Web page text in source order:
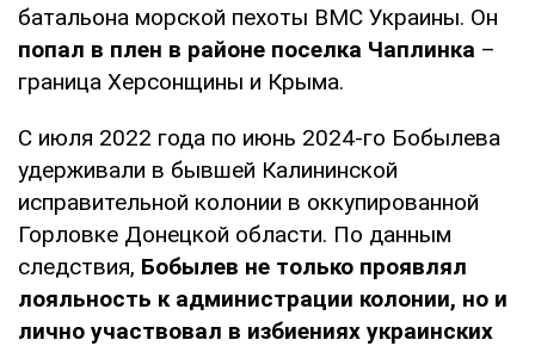
батальона морской пехоты ВМС Украины. Он
попал в плен в районе поселка Чаплинка –
граница Херсонщины и Крыма.
С июля 2022 года по июнь 2024-го Бобылева
удерживали в бывшей Калининской
исправительной колонии в оккупированной
Горловке Донецкой области. По данным
следствия, Бобылев не только проявлял
лояльность к администрации колонии, но и
лично участвовал в избиениях украинских